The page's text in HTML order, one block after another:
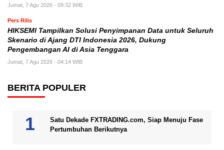
Jumat, 7 Agu 2026 - 09:32 WIB
Pers Rilis
HIKSEMI Tampilkan Solusi Penyimpanan Data untuk Seluruh
Skenario di Ajang DTI Indonesia 2026, Dukung
Pengembangan AI di Asia Tenggara
Jumat, 7 Agu 2026 - 04:14 WIB
BERITA POPULER
Satu Dekade FXTRADING.com, Siap Menuju Fase
Pertumbuhan Berikutnya